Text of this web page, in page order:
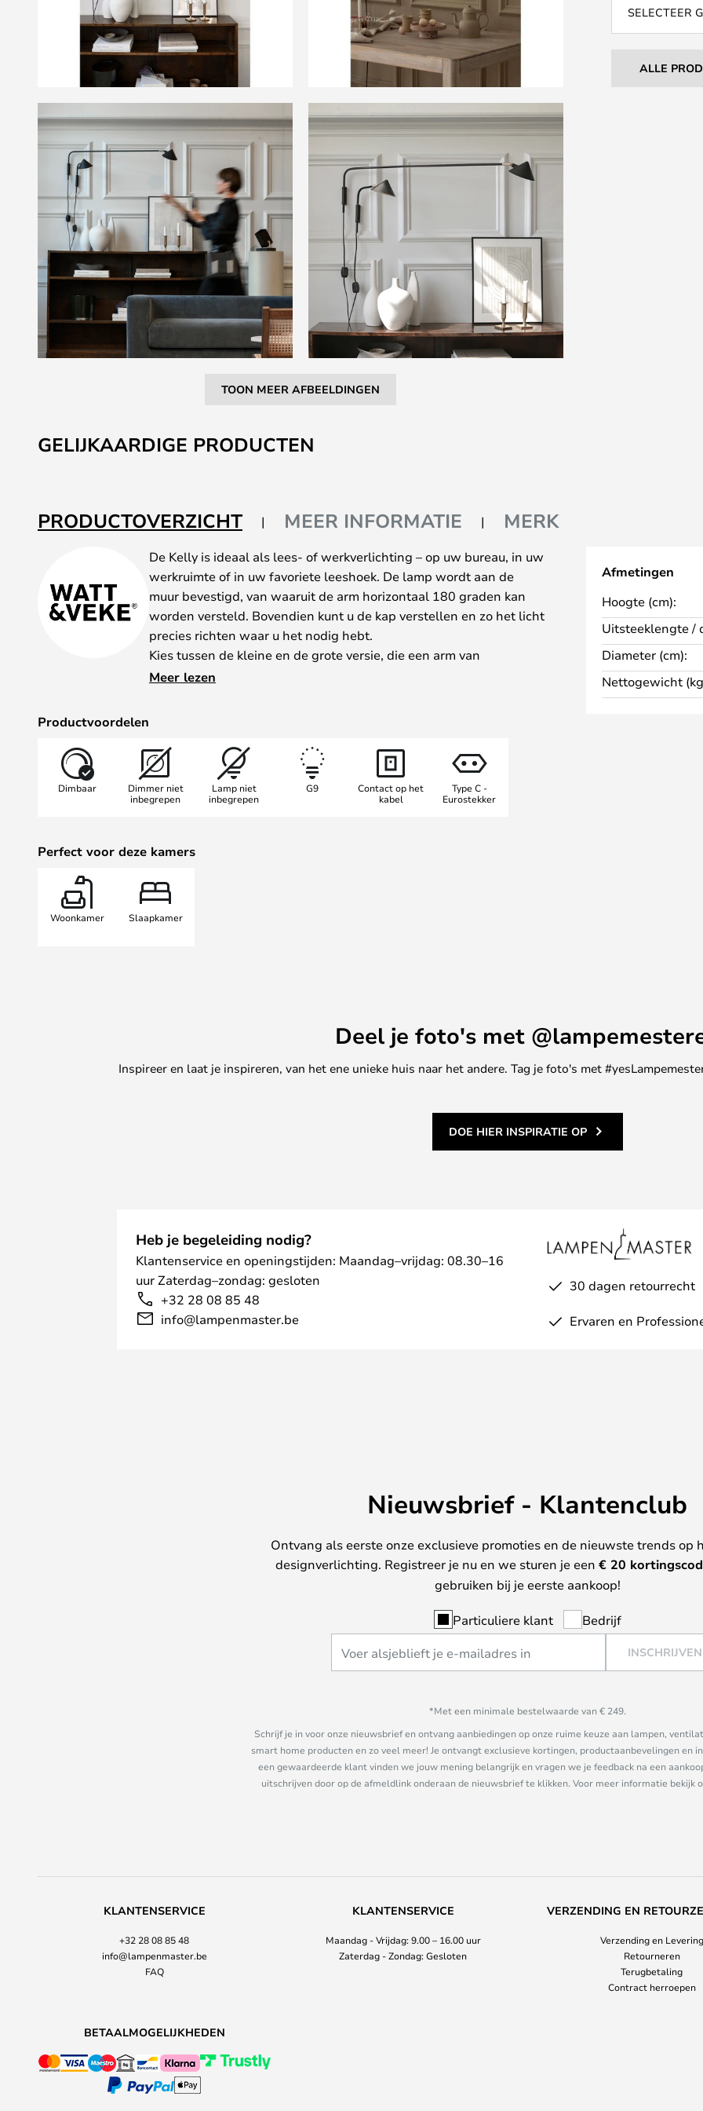
TOON MEER AFBEELDINGEN
naar
het
de
afbeeldingen-
SELECTEER
ALLE
GELIJKAARDIGE PRODUCTEN
PRODUCTOVERZICHT MEER INFORMATIE MERK
De Kelly is ideaal als lees- of werkverlichting – op uw bureau, in uw
werkruimte of in uw favoriete leeshoek. De lamp wordt aan de
muur bevestigd, van waaruit de arm horizontaal 180 graden kan
worden versteld. Bovendien kunt u de kap verstellen en zo het licht
precies richten waar u het nodig hebt.
Kies tussen de kleine en de grote versie, die een arm van
respectievelijk 35 en 112 centimeter hebben. De lamp is
Meer lezen
Productvoordelen
Dimbaar
Dimmer niet
inbegrepen
Lamp niet
inbegrepen
G9
Contact op het
kabel
Type C -
Eurostekker
Perfect voor deze kamers
Woonkamer Slaapkamer
Afmetingen
Hoogte (cm):
Uitsteeklengte /
Diameter (cm):
Nettogewicht
Deel je foto's met
Inspireer en laat je inspireren, van het ene unieke huis naar het andere. Tag je foto's met
DOE HIER INSPIRATIE OP
Heb je begeleiding nodig?
Klantenservice en openingstijden: Maandag–vrijdag: 08.30–16
uur Zaterdag–zondag: gesloten
+32 28 08 85 48
info@lampenmaster.be
30 dagen retourrecht
Ervaren en
Nieuwsbrief - Klantenclub
Ontvang als eerste onze exclusieve promoties en de nieuwste trends op
designverlichting. Registreer je nu en we sturen je een € 20
gebruiken bij je eerste aankoop!
Particuliere klant Bedrijf
INSCHRIJVEN
*Met een minimale bestelwaarde van € 249.
Schrijf je in voor onze nieuwsbrief en ontvang aanbiedingen op onze ruime keuze aan lampen,
smart home producten en zo veel meer! Je ontvangt exclusieve kortingen, productaanbevelingen en
een gewaardeerde klant vinden we jouw mening belangrijk en vragen we je feedback na een
uitschrijven door op de afmeldlink onderaan de nieuwsbrief te klikken. Voor meer informatie bekijk
KLANTENSERVICE
+32 28 08 85 48
info@lampenmaster.be
FAQ
KLANTENSERVICE
Maandag - Vrijdag: 9.00 – 16.00 uur
Zaterdag - Zondag: Gesloten
VERZENDING EN
Verzending en Levering
Retourneren
Terugbetaling
Contract herroepen
BETAALMOGELIJKHEDEN